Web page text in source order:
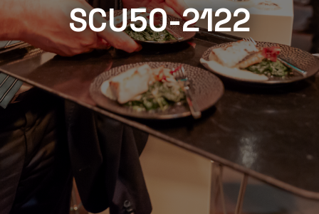
SCU50-2122